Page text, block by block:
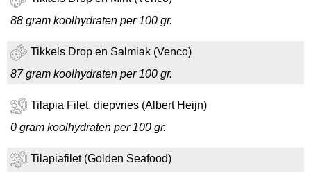
88 gram koolhydraten per 100 gr.
Tikkels Drop en Salmiak (Venco)
87 gram koolhydraten per 100 gr.
Tilapia Filet, diepvries (Albert Heijn)
0 gram koolhydraten per 100 gr.
Tilapiafilet (Golden Seafood)